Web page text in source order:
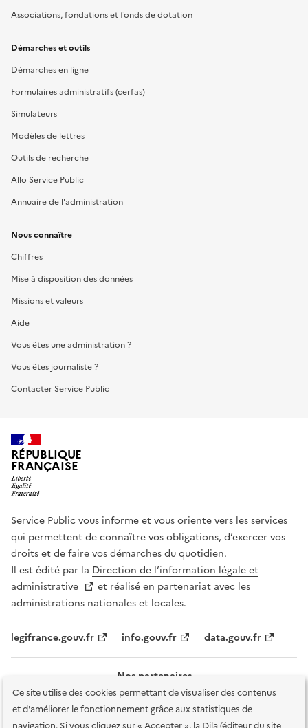
Ce site utilise des cookies permettant de visualiser des contenus
et d'améliorer le fonctionnement grâce aux statistiques de
Associations, fondations et fonds de dotation
Démarches et outils
Démarches en ligne
Formulaires administratifs (cerfas)
Simulateurs
Modèles de lettres
Outils de recherche
Allo Service Public
Annuaire de l'administration
Nous connaître
Chiffres
Mise à disposition des données
Missions et valeurs
Aide
Vous êtes une administration ?
Vous êtes journaliste ?
Contacter Service Public
RÉPUBLIQUE
FRANÇAISE
Service Public vous informe et vous oriente vers les services
qui permettent de connaître vos obligations, d’exercer vos
droits et de faire vos démarches du quotidien.
Il est édité par la Direction de l’information légale et
administrative
et réalisé en partenariat avec les
administrations nationales et locales.
legifrance.gouv.fr info.gouv.fr data.gouv.fr
Nos partenaires